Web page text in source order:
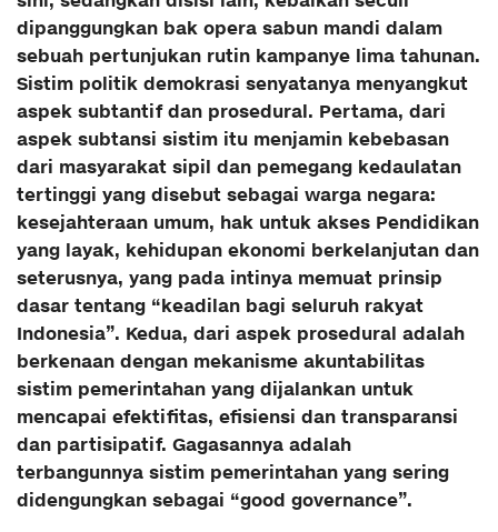
dipanggungkan bak opera sabun mandi dalam
sebuah pertunjukan rutin kampanye lima tahunan.
Sistim politik demokrasi senyatanya menyangkut
aspek subtantif dan prosedural. Pertama, dari
aspek subtansi sistim itu menjamin kebebasan
dari masyarakat sipil dan pemegang kedaulatan
tertinggi yang disebut sebagai warga negara:
kesejahteraan umum, hak untuk akses Pendidikan
yang layak, kehidupan ekonomi berkelanjutan dan
seterusnya, yang pada intinya memuat prinsip
dasar tentang “keadilan bagi seluruh rakyat
Indonesia”. Kedua, dari aspek prosedural adalah
berkenaan dengan mekanisme akuntabilitas
sistim pemerintahan yang dijalankan untuk
mencapai efektifitas, efisiensi dan transparansi
dan partisipatif. Gagasannya adalah
terbangunnya sistim pemerintahan yang sering
didengungkan sebagai “good governance”.